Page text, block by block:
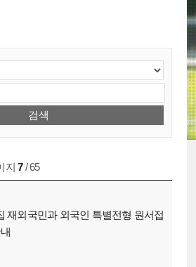
지7/ 65
재외국민과 외국인 특별전형 원서접